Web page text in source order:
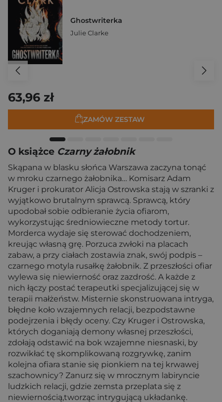
Ghostwriterka
Julie Clarke
63,96 zł
ZAMÓW ZESTAW
O książce Czarny żałobnik
Skąpana w blasku słońca Warszawa zaczyna tonąć
w mroku czarnego żałobnika… Komisarz Adam
Kruger i prokurator Alicja Ostrowska stają w szranki z
wyjątkowo brutalnym sprawcą. Sprawcą, który
upodobał sobie odbieranie życia ofiarom,
wykorzystując średniowieczne metody tortur.
Morderca wydaje się sterować dochodzeniem,
kreując własną grę. Porzuca zwłoki na placach
zabaw, a przy ciałach zostawia znak, swój podpis –
czarnego motyla rusałkę żałobnik. Z przeszłości ofiar
wylewa się niewierność oraz zazdrość. A każde z
nich łączy postać terapeutki specjalizującej się w
terapii małżeństw. Misternie skonstruowana intryga,
błędne koło wzajemnych relacji, bezpodstawne
podejrzenia i błędy oceny. Czy Kruger i Ostrowska,
których doganiają demony własnej przeszłości,
zdołają odstawić na bok wzajemne niesnaski, by
rozwikłać tę skomplikowaną rozgrywkę, zanim
kolejna ofiara stanie się pionkiem na tej krwawej
szachownicy? Zanurz się w mrocznym labiryncie
ludzkich relacji, gdzie zemsta przeplata się z
niewiernością,tworząc intrygującą układankę.